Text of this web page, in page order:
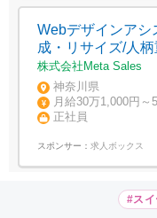
Webデザインアシ
成・リサイズ/人柄
株式会社Meta Sales
神奈川県
月給30万1,000円～
正社員
スポンサー： 求人ボックス
#スイ